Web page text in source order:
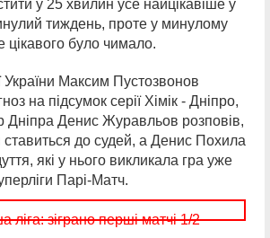
у 25 хвилин усе найцікавіше у
тиждень, проте у минулому
цікавого було чимало.
України Максим Пустозвонов
на підсумок серії Хімік - Дніпро,
Дніпра Денис Журавльов розповів,
ставиться до судей, а Денис Похила
які у нього викликала гра уже
Парі-Матч.
зіграно перші матчі 1/2